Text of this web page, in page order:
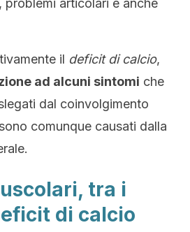
problemi articolari e anche
il deficit di calcio,
ad alcuni sintomi che
dal coinvolgimento
comunque causati dalla
tra i
di calcio